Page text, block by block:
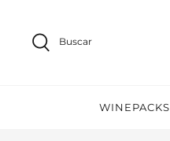
contenido
Buscar
WINEPACKS